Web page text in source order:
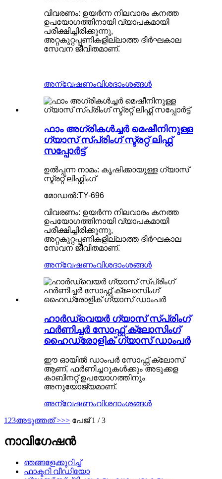
വിവരണം: ഉയർന്ന നിലവാരം കനത്ത
ഉപയോഗത്തിനായി വ്യാപകമായി
പരീക്ഷിച്ചിരിക്കുന്നു,
അറ്റകുറ്റപ്പണികളില്ലാത്ത ദീർഘകാല
സേവന ജീവിതമാണ്.
അന്വേഷണംവിശദാംശങ്ങൾ
ഫാം അഗ്രികൾച്ചർ മെഷീനിനുള്ള
ഗ്യാസ് സ്പ്രിംഗ് സ്ട്രറ്റ് ലിഫ്റ്റ്
സപ്പോർട്ട്
ഉൽപ്പന്ന നാമം: കൃഷിക്കായുള്ള ഗ്യാസ്
സ്ട്രറ്റ് ലിഫ്റ്റിംഗ്
മോഡൽ:TY-696
വിവരണം: ഉയർന്ന നിലവാരം കനത്ത
ഉപയോഗത്തിനായി വ്യാപകമായി
പരീക്ഷിച്ചിരിക്കുന്നു,
അറ്റകുറ്റപ്പണികളില്ലാത്ത ദീർഘകാല
സേവന ജീവിതമാണ്.
അന്വേഷണംവിശദാംശങ്ങൾ
ഹാർഡ്‌വെയർ ഗ്യാസ് സ്പ്രിംഗ്
ഫർണിച്ചർ സോഫ്റ്റ് ക്ലോസിംഗ്
ഹൈഡ്രോളിക് ഗ്യാസ് ഡാംപർ
ഈ ഓയിൽ ഡാംപർ സോഫ്റ്റ് ക്ലോസ്
ആണ്, ഫർണിച്ചറുകൾക്കും അടുക്കള
കാബിനറ്റ് ഉപയോഗത്തിനും
അനുയോജ്യമാണ്.
അന്വേഷണംവിശദാംശങ്ങൾ
1 23അടുത്തത് >>> പേജ് 1 / 3
നാവിഗേഷൻ
ഞങ്ങളേക്കുറിച്ച്
ഫാക്ടറി വീഡിയോ